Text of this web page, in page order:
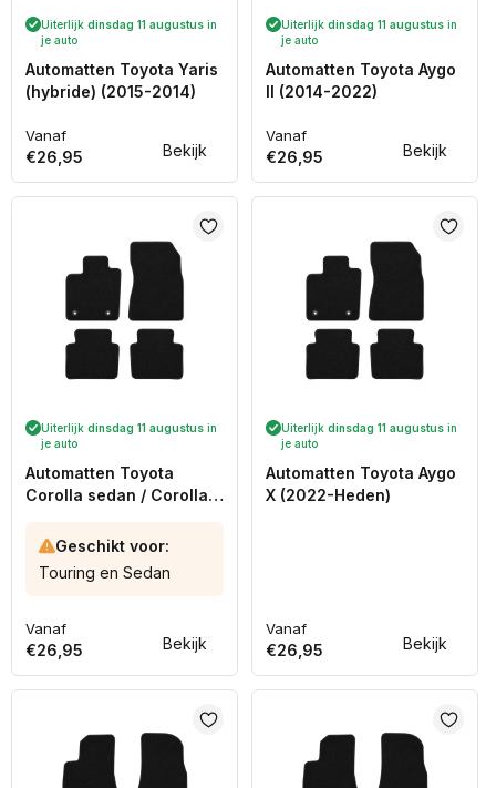
Bekijk
Uiterlijk dinsdag 11 augustus in
je auto
Automatten Toyota Yaris
(hybride) (2015-2014)
Normale
prijs
Vanaf
€26,95 Bekijk
Uiterlijk dinsdag 11 augustus in
je auto
Automatten Toyota Aygo
II (2014-2022)
Normale
prijs
Vanaf
€26,95
Bekijk
Uiterlijk dinsdag 11 augustus in
je auto
Automatten Toyota
Corolla sedan / Corolla
Heden)Geschikt voor:
Touring en Sedan
Normale
prijs
Vanaf
€26,95 Bekijk
Uiterlijk dinsdag 11 augustus in
je auto
Automatten Toyota Aygo
X (2022-Heden)
Normale
prijs
Vanaf
€26,95